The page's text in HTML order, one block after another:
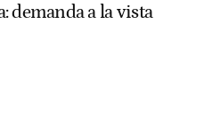
demanda a la vista